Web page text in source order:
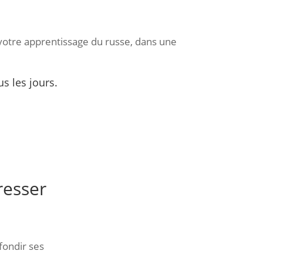
apprentissage du russe, dans une
les jours.
ses